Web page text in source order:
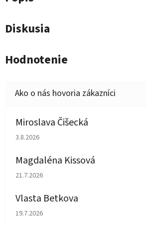
Diskusia
Hodnotenie
Miroslava Čišecká
Hodnotenie obchodu je 1 z 5 hviezdičiek.
3.8.2026
Magdaléna Kissová
Hodnotenie obchodu je 5 z 5 hviezdičiek.
21.7.2026
Vlasta Betkova
Hodnotenie obchodu je 5 z 5 hviezdičiek.
19.7.2026